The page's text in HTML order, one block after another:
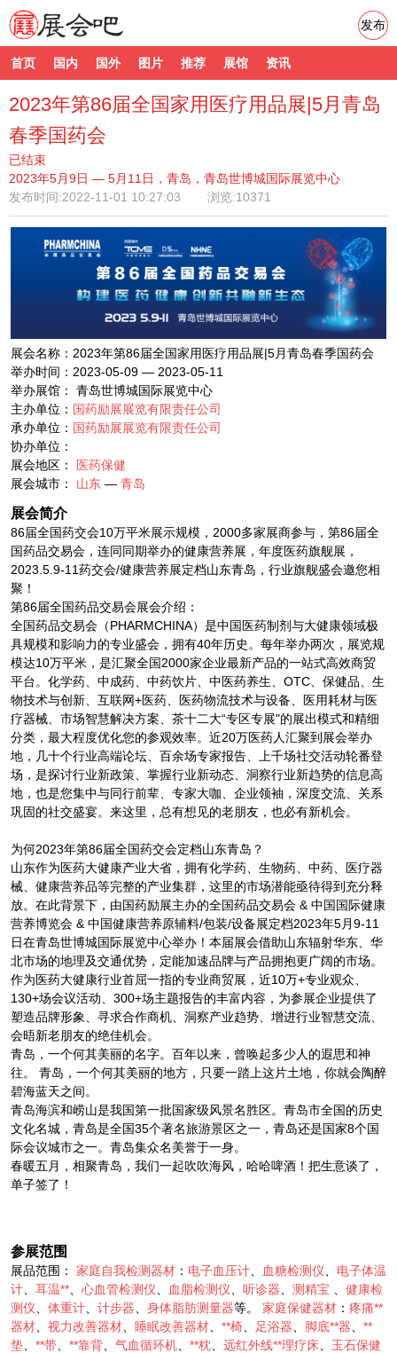
首页 国内 国外 图片 推荐 展馆 资讯
发布
2023年第86届全国家用医疗用品展|5月青岛
春季国药会
已结束
2023年5月9日 — 5月11日，青岛，青岛世博城国际展览中心
发布时间:2022-11-01 10:27:03 浏览:10371
展会名称：2023年第86届全国家用医疗用品展|5月青岛春季国药会
举办时间：2023-05-09 — 2023-05-11
举办展馆： 青岛世博城国际展览中心
主办单位： 国药励展展览有限责任公司
承办单位： 国药励展展览有限责任公司
协办单位：
展会地区：
医药保健
展会城市： 山东 — 青岛
展会简介
86届全国药交会10万平米展示规模，2000多家展商参与，第86届全
国药品交易会，连同同期举办的健康营养展，年度医药旗舰展，
2023.5.9-11药交会/健康营养展定档山东青岛，行业旗舰盛会邀您相
聚！
第86届全国药品交易会展会介绍：
全国药品交易会（PHARMCHINA）是中国医药制剂与大健康领域极
具规模和影响力的专业盛会，拥有40年历史。每年举办两次，展览规
模达10万平米，是汇聚全国2000家企业最新产品的一站式高效商贸
平台。化学药、中成药、中药饮片、中医药养生、OTC、保健品、生
物技术与创新、互联网+医药、医药物流技术与设备、医用耗材与医
疗器械、市场智慧解决方案、茶十二大“专区专展"的展出模式和精细
分类，最大程度优化您的参观效率。近20万医药人汇聚到展会举办
地，几十个行业高端论坛、百余场专家报告、上千场社交活动轮番登
场，是探讨行业新政策、掌握行业新动态、洞察行业新趋势的信息高
地，也是您集中与同行前辈、专家大咖、企业领袖，深度交流、关系
巩固的社交盛宴。来这里，总有想见的老朋友，也必有新机会。
为何2023年第86届全国药交会定档山东青岛？
山东作为医药大健康产业大省，拥有化学药、生物药、中药、医疗器
械、健康营养品等完整的产业集群，这里的市场潜能亟待得到充分释
放。在此背景下，由国药励展主办的全国药品交易会 & 中国国际健康
营养博览会 & 中国健康营养原辅料/包装/设备展定档2023年5月9-11
日在青岛世博城国际展览中心举办！本届展会借助山东辐射华东、华
北市场的地理及交通优势，定能加速品牌与产品拥抱更广阔的市场。
作为医药大健康行业首屈一指的专业商贸展，近10万+专业观众、
130+场会议活动、300+场主题报告的丰富内容，为参展企业提供了
塑造品牌形象、寻求合作商机、洞察产业趋势、增进行业智慧交流、
会晤新老朋友的绝佳机会。
青岛，一个何其美丽的名字。百年以来，曾唤起多少人的遐思和神
往。 青岛，一个何其美丽的地方，只要一踏上这片土地，你就会陶醉
碧海蓝天之间。
青岛海滨和崂山是我国第一批国家级风景名胜区。青岛市全国的历史
文化名城，青岛是全国35个著名旅游景区之一，青岛还是国家8个国
际会议城市之一。青岛集众名美誉于一身。
春暖五月，相聚青岛，我们一起吹吹海风，哈哈啤酒！把生意谈了，
单子签了！
参展范围
展品范围： 家庭自我检测器材 ： 电子血压计 血糖检测仪
电子体温
计
耳温** 心血管检测仪 血脂检测仪 听诊器 测精宝
健康检
测仪
体重计 计步器 身体脂肪测量器等。 家庭保健器材 ： 疼痛**
器材
视力改善器材 睡眠改善器材 **椅 足浴器 脚底**器
**
垫
**带 **靠背 气血循环机 **枕 远红外线**理疗床
玉石保健